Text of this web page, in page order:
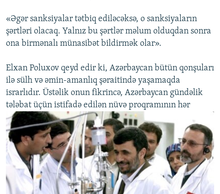
«Əgər sanksiyalar tətbiq ediləcəksə, o sanksiyaların
şərtləri olacaq. Yalnız bu şərtlər məlum olduqdan sonra
ona birmənalı münasibət bildirmək olar».
Elxan Poluxov qeyd edir ki, Azərbaycan bütün qonşuları
ilə sülh və əmin-amanlıq şəraitində yaşamaqda
israrlıdır. Üstəlik onun fikrincə, Azərbaycan gündəlik
tələbat üçün istifadə edilən nüvə proqramının hər